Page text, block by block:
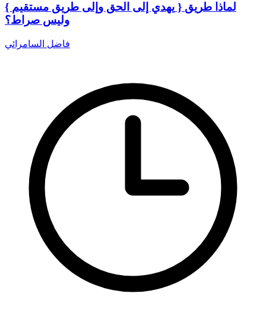
{ يهدي إلى الحق وإلى طريق مستقيم } لماذا طريق
وليس صراط؟
فاضل السامرائي